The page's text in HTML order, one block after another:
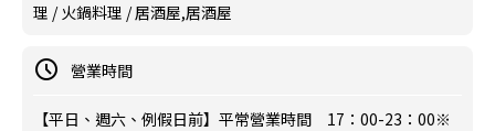
理 / 火鍋料理 / 居酒屋,居酒屋
營業時間
【平日、週六、例假日前】平常營業時間 17：00-23：00※